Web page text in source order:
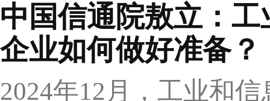
中国信通院敖立：
企业如何做好准备？
2024年12月，工业和